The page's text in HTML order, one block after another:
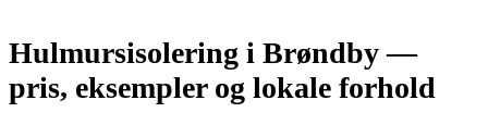
Hulmursisolering i Brøndby —
pris, eksempler og lokale forhold